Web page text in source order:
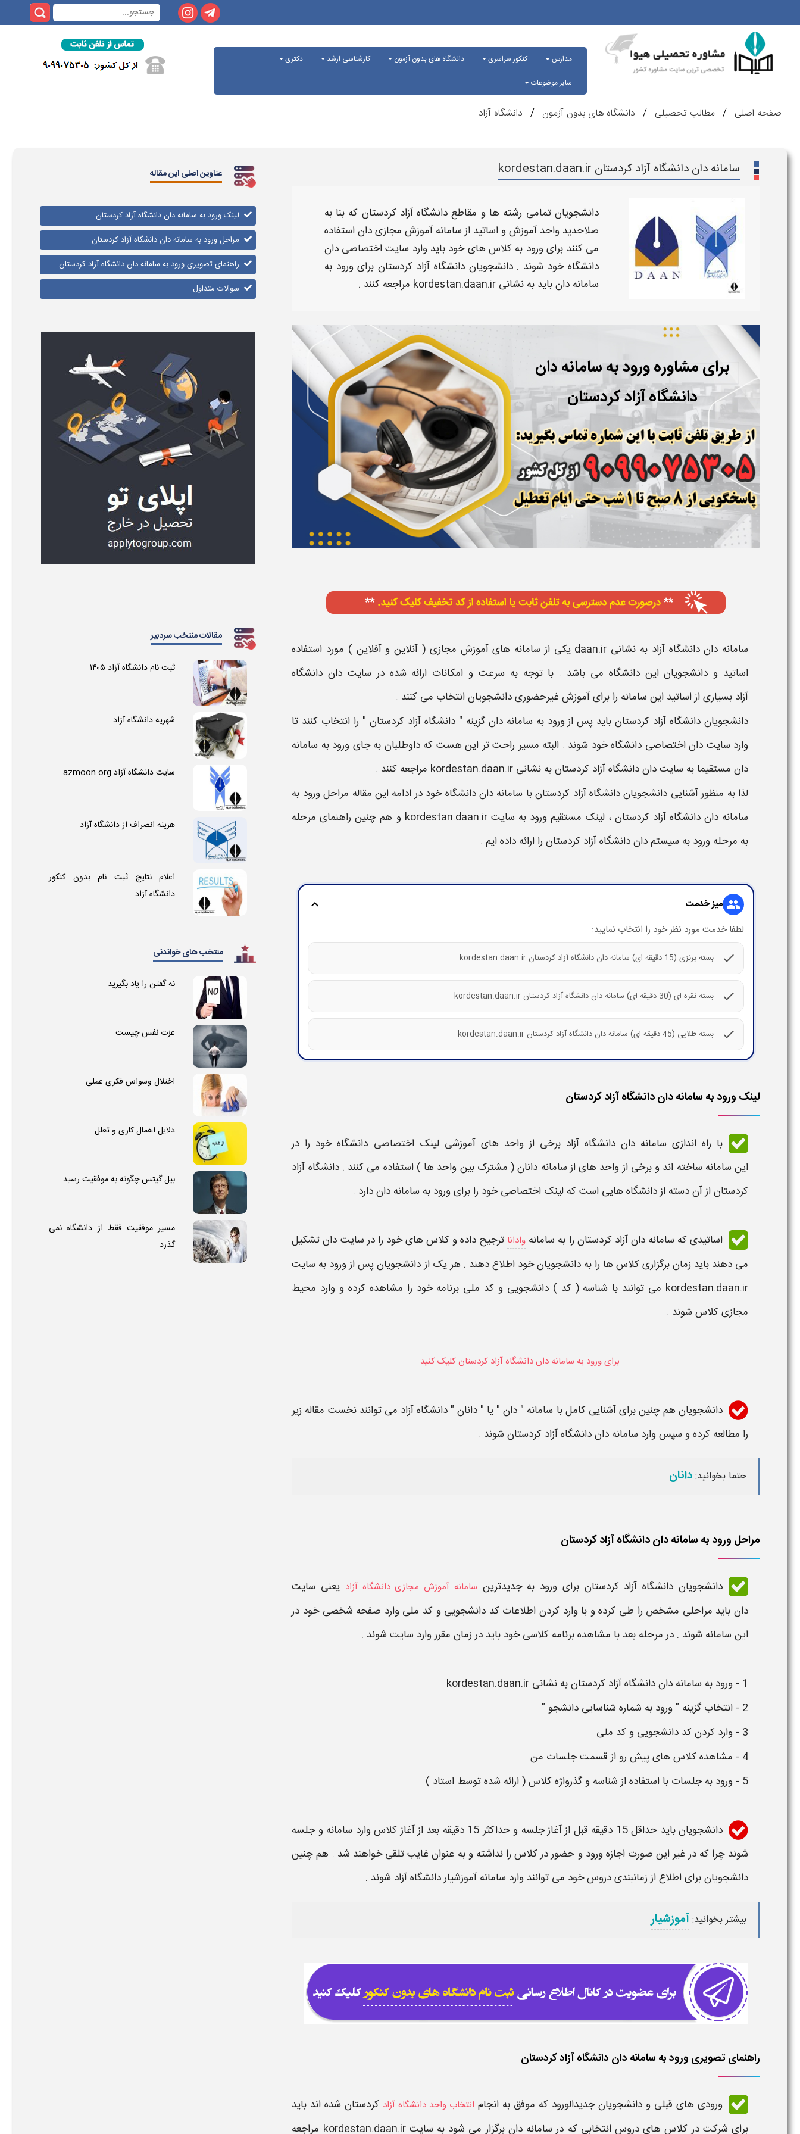
مدارس کنکور سراسری دانشگاه های بدون آزمون کارشناسی ارشد
دکتری
سایر موضوعات
صفحه اصلی مطالب تحصیلی دانشگاه های بدون آزمون دانشگاه آزاد
سامانه دان دانشگاه آزاد کردستان kordestan.daan.ir
دانشجویان تمامی رشته ها و مقاطع دانشگاه آزاد کردستان ​ که بنا به
صلاحدید واحد آموزش و اساتید از سامانه آموزش مجازی دان استفاده
می کنند برای ورود به کلاس های خود باید وارد سایت اختصاصی دان
دانشگاه خود شوند . دانشجویان دانشگاه آزاد کردستان برای ورود به
سامانه دان باید به نشانیkordestan.daan.ir ​ مراجعه کنند .
برای مشاوره ورود به سامانه دان
دانشگاه آزادکردستان
سامانه دان دانشگاه آزاد به نشانی daan.ir یکی از سامانه های آموزش مجازی ( آنلاین و آفلاین ) مورد استفاده
اساتید و دانشجویان ایندانشگاه می باشد . با توجه به سرعت و امکانات ارائه شده در سایت دان دانشگاه
آزاد بسیاری از اساتید این سامانه را برای آموزش غیرحضوری دانشجویان انتخاب می کنند .
دانشجویان دانشگاه آزاد کردستان باید پس از ورود به سامانه دان گزینه " دانشگاه آزاد کردستان​ " را انتخاب کنند تا
وارد سایت دان اختصاصی دانشگاهخود شوند . البته مسیر راحت تر این هست که داوطلبان به جای ورود به سامانه
دان مستقیما به سایت دان دانشگاه آزاد کردستانبه نشانی kordestan.daan.ir مراجعه کنند .
لذا به منظور آشنایی دانشجویاندانشگاه آزاد کردستانبا سامانه دان دانشگاهخود در ادامه این مقاله مراحلورود به
سامانه دان دانشگاه آزاد کردستان​، لینک مستقیم ورود به سایت kordestan.daan.ir​
و هم چنین راهنمای مرحله
به مرحله ورود به سیستم دان دانشگاه آزاد کردستان را ارائه داده ایم .
group میز خدمت expand_more
لطفا خدمت مورد نظر خود را انتخاب نمایید:
check بسته برنزی (15 دقیقه ای) سامانه دان دانشگاه آزاد کردستان kordestan.daan.ir
check بسته نقره ای (30 دقیقه ای) سامانه دان دانشگاه آزاد کردستان kordestan.daan.ir
check بسته طلایی (45 دقیقه ای) سامانه دان دانشگاه آزاد کردستان kordestan.daan.ir
لینک ورود به سامانه دان دانشگاه آزاد کردستان
با راه اندازی سامانه دان دانشگاه آزاد برخی از واحد های آموزشیلینکاختصاصی دانشگاهخود را در
این سامانه ساخته اند و برخی از واحد های ازسامانه دانان( مشترک بین واحد ها ) استفاده می کنند .دانشگاه آزاد
کردستاناز آن دسته ازدانشگاه هایی است که لینک اختصاصی خود را برایورود به سامانه داندارد .
اساتیدی که سامانه دان آزاد کردستان​ را به سامانه وادانا ترجیح داده و کلاس های خود را درسایت دانتشکیل
می دهند باید زمان برگزاری کلاس ها را به دانشجویان خود اطلاع دهند . هر یک از دانشجویان پس ازورود به سایت
kordestan.daan.ir می توانند با شناسه ( کد ) دانشجویی و کد ملی برنامه خود را مشاهده کرده و وارد محیط
مجازی کلاس شوند .
برای ورود به سامانه دان دانشگاه آزاد کردستان کلیک کنید
دانشجویان هم چنین برای آشنایی کامل با سامانه " دان " یا " دانان " دانشگاه آزاد می توانند نخست مقاله زیر
را مطالعه کرده و سپس وارد سامانه دان دانشگاه آزاد کردستان شوند .
حتما بخوانید:دانان
مراحل ورود به سامانه دان دانشگاه آزاد کردستان
دانشجویان دانشگاه آزاد کردستانبرای ورود به جدیدترین سامانه آموزش مجازی دانشگاه آزاد یعنی سایت
دان باید مراحلی مشخص را طی کرده و با وارد کردن اطلاعات کد دانشجویی و کد ملی وارد صفحه شخصی خود در
این سامانه شوند . در مرحله بعد با مشاهده برنامه کلاسی خود باید در زمان مقرر وارد سایت شوند .
1 - ورود به سامانه دان دانشگاه آزاد کردستانبه نشانی
2 - انتخاب گزینه "
ورود به شماره شناسایی دانشجو "
3 - وارد کردن کد دانشجویی و کد ملی
4 - مشاهده کلاس های پیش رو از قسمت جلسات من
5 - ورود به جلسات با استفاده از شناسه و گذرواژه کلاس ( ارائه شده توسط استاد )
دانشجویان باید حداقل 15 دقیقه قبل از آغاز جلسه و حداکثر 15 دقیقه بعد از آغاز کلاس وارد سامانهو جلسه
شوند چرا که در غیر این صورت اجازه ورود و حضور در کلاس را نداشته و به عنوان غایب تلقی خواهند شد . هم چنین
دانشجویان برای اطلاع از زمانبندی دروس خود می توانند وارد سامانه آموزشیاردانشگاه آزاد شوند .
بیشتر بخوانید:آموزشیار
راهنمای تصویری ورود به سامانه دان دانشگاه آزاد کردستان
ورودی های قبلی و دانشجویان جدیدالورود که موفق به انجام انتخاب واحد دانشگاه آزاد کردستان​ شده اند باید
برای شرکت در کلاس های دروس انتخابی که در سامانه دانبرگزار می شود به سایت kordestan.daan.ir مراجعه
عناوین اصلی این مقاله
لینک ورود به سامانه دان دانشگاه آزاد کردستان
مراحل ورود به سامانه دان دانشگاه آزاد کردستان
راهنمای تصویری ورود به سامانه دان دانشگاه آزاد کردستان
سوالات متداول
مقالات منتخب سردبیر
ثبت نام دانشگاه آزاد ۱۴۰۵
شهریه دانشگاه آزاد
سایت دانشگاه آزاد azmoon.org
هزینه انصراف از دانشگاه آزاد
اعلام نتایج ثبت نام بدون کنکور
دانشگاه آزاد
منتخب های خواندنی
نه گفتن را یاد بگیرید
عزت نفس چیست
اختلال وسواس فکری عملی
دلایل اهمال کاری و تعلل
بیل گیتس چگونه به موفقیت رسید
مسیر موفقیت فقط از دانشگاه نمی
گذرد